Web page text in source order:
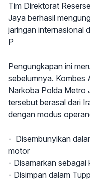
Tim Direktorat
Jaya berhasil
jaringan internasional
P
Pengungkapan ini
sebelumnya. Kombes
Narkoba Polda Metro
tersebut berasal dari
dengan modus
- Disembunyikan
motor
- Disamarkan sebagai
- Disimpan dalam